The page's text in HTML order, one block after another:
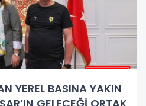
YEREL BASINA YAKIN
GELECEĞİ ORTAK